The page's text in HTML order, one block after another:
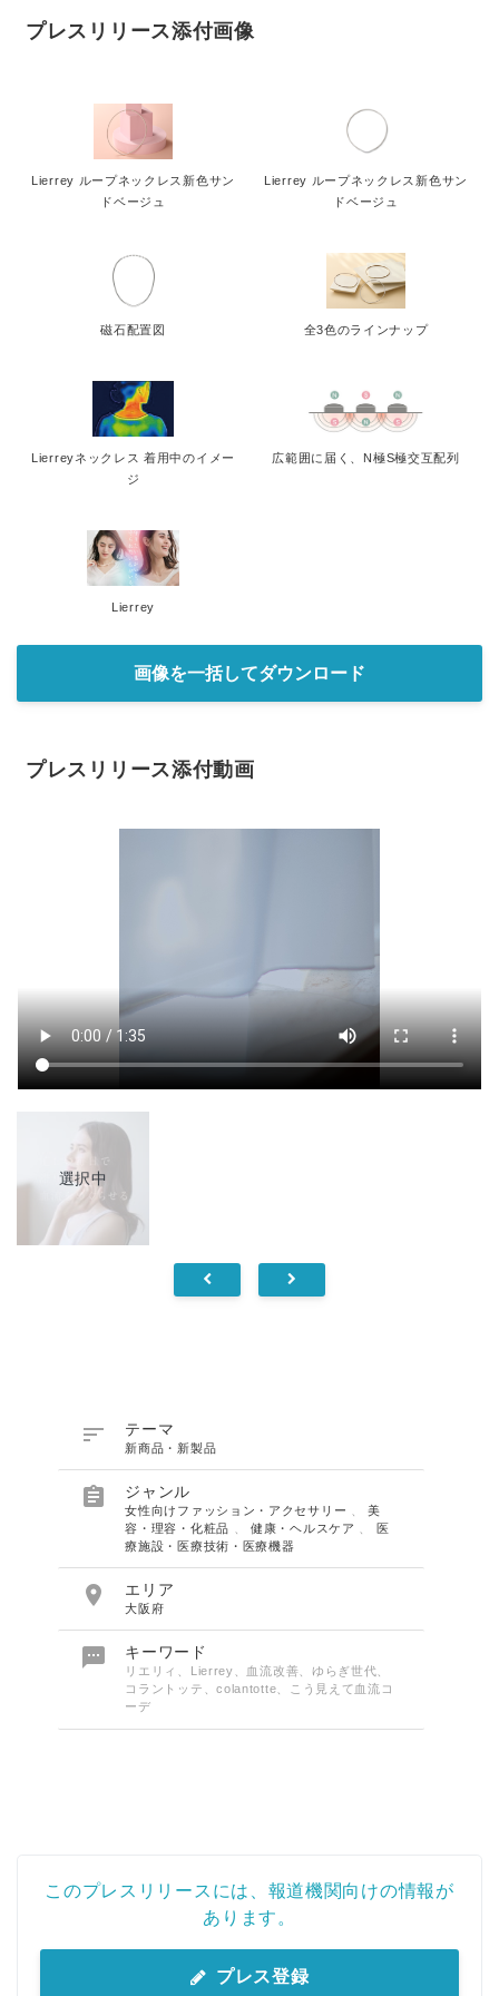
プレスリリース添付画像
Lierrey ループネックレス新色サン
ドベージュ
Lierrey ループネックレス新色サン
ドベージュ
磁石配置図 全3色のラインナップ
Lierreyネックレス 着用中のイメー
ジ
広範囲に届く、N極S極交互配列
Lierrey
画像を一括してダウンロード
プレスリリース添付動画
選択中
 テーマ
新商品・新製品
 ジャンル
女性向けファッション・アクセサリー 、美
容・理容・化粧品
、健康・ヘルスケア
医
療施設・医療技術・医療機器
 エリア
大阪府
 キーワード
リエリィ、Lierrey、血流改善、ゆらぎ世代、
コラントッテ、colantotte、こう見えて血流コ
ーデ
このプレスリリースには、報道機関向けの情報が
あります。
プレス登録